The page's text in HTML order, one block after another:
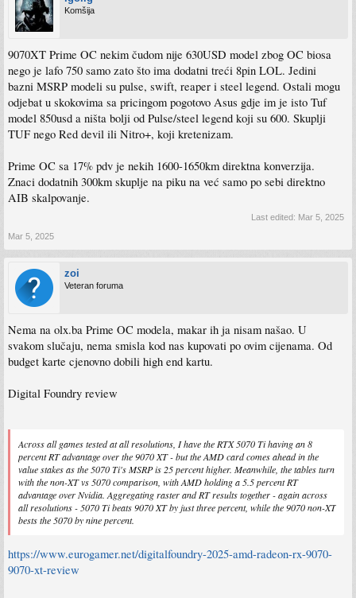
Komšija
9070XT Prime OC nekim čudom nije 630USD model zbog OC biosa
nego je lafo 750 samo zato što ima dodatni treći 8pin LOL. Jedini
bazni MSRP modeli su pulse, swift, reaper i steel legend. Ostali mogu
odjebat u skokovima sa pricingom pogotovo Asus gdje im je isto Tuf
model 850usd a ništa bolji od Pulse/steel legend koji su 600. Skuplji
TUF nego Red devil ili Nitro+, koji kretenizam.
Prime OC sa 17% pdv je nekih 1600-1650km direktna konverzija.
Znaci dodatnih 300km skuplje na piku na već samo po sebi direktno
AIB skalpovanje.
Last edited: Mar 5, 2025
Mar 5, 2025
zoi
Veteran foruma
Nema na olx.ba Prime OC modela, makar ih ja nisam našao. U
svakom slučaju, nema smisla kod nas kupovati po ovim cijenama. Od
budget karte cjenovno dobili high end kartu.
Digital Foundry review
Across all games tested at all resolutions, I have the RTX 5070 Ti having an 8
percent RT advantage over the 9070 XT - but the AMD card comes ahead in the
value stakes as the 5070 Ti's MSRP is 25 percent higher. Meanwhile, the tables turn
with the non-XT vs 5070 comparison, with AMD holding a 5.5 percent RT
advantage over Nvidia. Aggregating raster and RT results together - again across
all resolutions - 5070 Ti beats 9070 XT by just three percent, while the 9070 non-XT
bests the 5070 by nine percent.
https://www.eurogamer.net/digitalfoundry-2025-amd-radeon-rx-9070-
9070-xt-review